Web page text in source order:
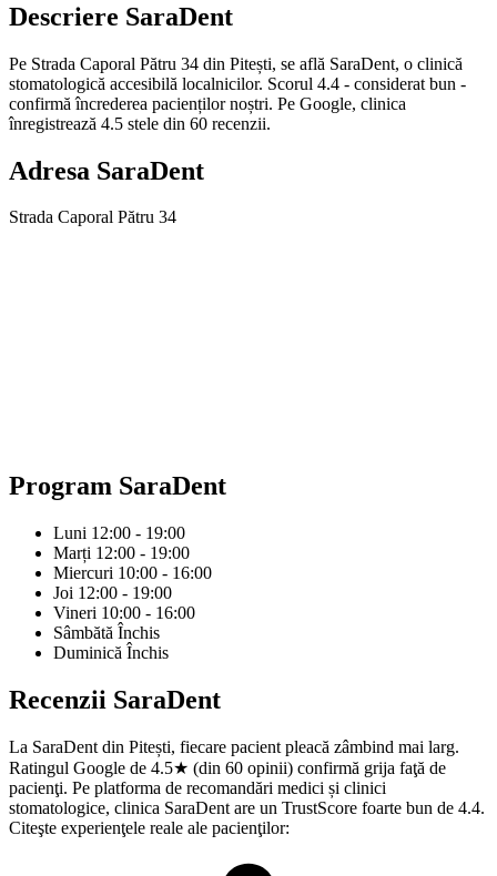
Descriere SaraDent
Pe Strada Caporal Pătru 34 din Pitești, se află SaraDent, o clinică
stomatologică accesibilă localnicilor. Scorul 4.4 - considerat bun -
confirmă încrederea pacienților noștri. Pe Google, clinica
înregistrează 4.5 stele din 60 recenzii.
Adresa SaraDent
Strada Caporal Pătru 34
Program SaraDent
Luni 12:00 - 19:00
Marți 12:00 - 19:00
Miercuri 10:00 - 16:00
Joi 12:00 - 19:00
Vineri 10:00 - 16:00
Sâmbătă Închis
Duminică Închis
Recenzii SaraDent
La SaraDent din Pitești, fiecare pacient pleacă zâmbind mai larg.
Ratingul Google de 4.5★ (din 60 opinii) confirmă grija faţă de
pacienţi. Pe platforma de recomandări medici și clinici
stomatologice, clinica SaraDent are un TrustScore foarte bun de 4.4.
Citeşte experienţele reale ale pacienţilor: